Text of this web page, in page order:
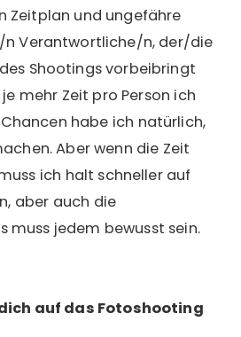
Zeitplan und ungefähre
n Verantwortliche/n, der/die
Shootings vorbeibringt
mehr Zeit pro Person ich
habe ich natürlich,
Aber wenn die Zeit
ich halt schneller auf
aber auch die
muss jedem bewusst sein.
auf das Fotoshooting